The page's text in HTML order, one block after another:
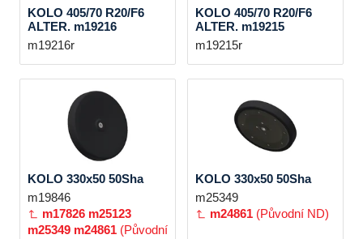
KOLO 405/70 R20/F6
ALTER. m19216
m19216r
KOLO 405/70 R20/F6
ALTER. m19215
m19215r
KOLO 330x50 50Sha
m19846
m17826 m25123
m25349 m24861 (Původní
KOLO 330x50 50Sha
m25349
m24861 (Původní ND)